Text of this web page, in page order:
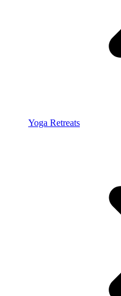
Yoga Retreats